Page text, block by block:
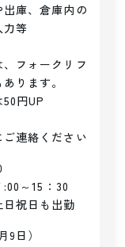
庫、倉庫内の
力等
フォークリフ
ります。
円UP
ご連絡ください
～15：30
祝日も出勤
9日）